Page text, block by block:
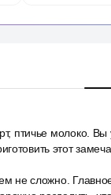
птичье молоко.
этот
не сложно.